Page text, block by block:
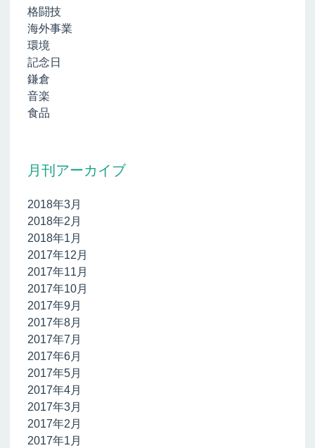
格闘技
海外事業
環境
記念日
鎌倉
音楽
食品
月刊アーカイブ
2018年3月
2018年2月
2018年1月
2017年12月
2017年11月
2017年10月
2017年9月
2017年8月
2017年7月
2017年6月
2017年5月
2017年4月
2017年3月
2017年2月
2017年1月